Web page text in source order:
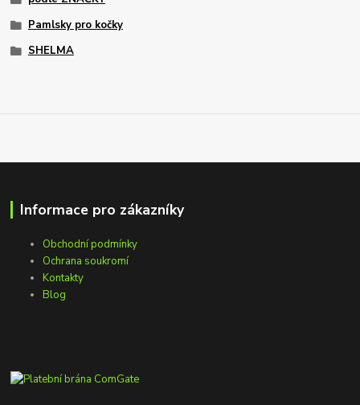
Pamlsky pro kočky
SHELMA
Informace pro zákazníky
Obchodní podmínky
Ochrana soukromí
Kontakty
Blog